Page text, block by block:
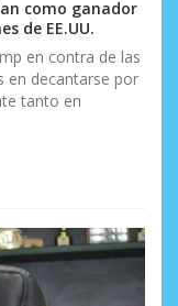
como ganador
de EE.UU.
en contra de las
en decantarse por
tanto en